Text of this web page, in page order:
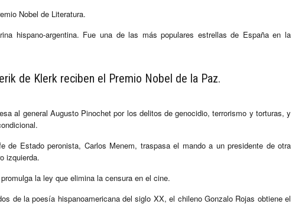
Nobel de Literatura.
hispano-argentina. Fue una de las más populares estrellas de España en la
de Klerk reciben el Premio Nobel de la Paz.
al general Augusto Pinochet por los delitos de genocidio, terrorismo y torturas, y
de Estado peronista, Carlos Menem, traspasa el mando a un presidente de otra
izquierda.
la ley que elimina la censura en el cine.
de la poesía hispanoamericana del siglo XX, el chileno Gonzalo Rojas obtiene el